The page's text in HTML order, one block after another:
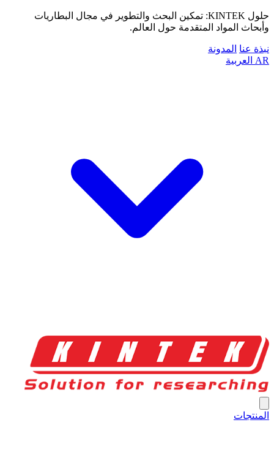
حلول KINTEK: تمكين البحث والتطوير في مجال البطاريات
وأبحاث المواد المتقدمة حول العالم.
نبذة عنا المدونة
AR العربية
المنتجات